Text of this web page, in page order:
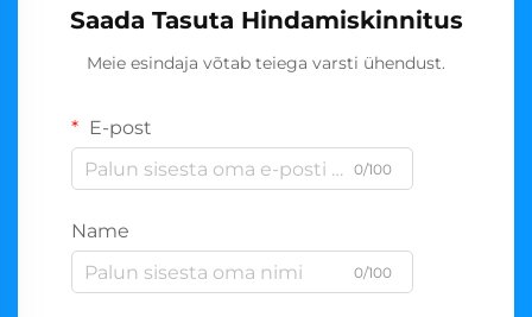
Saada Tasuta Hindamiskinnitus
Meie esindaja võtab teiega varsti ühendust.
E-post
0/100
Name
0/100